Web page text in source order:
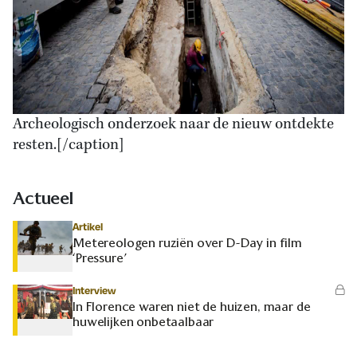
Archeologisch onderzoek naar de nieuw ontdekte
resten.[/caption]
Actueel
Artikel
Metereologen ruziën over D-Day in film
‘Pressure’
Interview
In Florence waren niet de huizen, maar de
huwelijken onbetaalbaar